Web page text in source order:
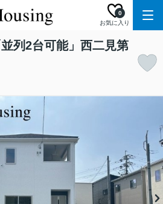
お気に入り
0
並列2台可能」西二見第